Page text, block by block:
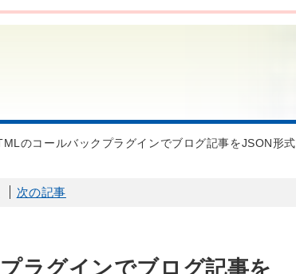
のコールバックプラグインでブログ記事をJSON形式
次の記事
ラグインでブログ記事を